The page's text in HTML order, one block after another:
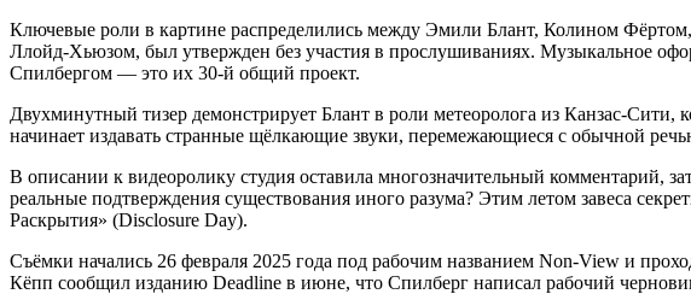
Ключевые роли в картине распределились между Эмили Блант, Колином
Ллойд-Хьюзом, был утвержден без участия в прослушиваниях. Музыкальное
Спилбергом — это их 30-й общий проект.
Двухминутный тизер демонстрирует Блант в роли метеоролога из Канзас-Сити,
начинает издавать странные щёлкающие звуки, перемежающиеся с обычной
В описании к видеоролику студия оставила многозначительный
реальные подтверждения существования иного разума? Этим летом завеса
Раскрытия» (Disclosure Day).
Съёмки начались 26 февраля 2025 года под рабочим названием Non-View и
Кёпп сообщил изданию Deadline в июне, что Спилберг написал рабочий